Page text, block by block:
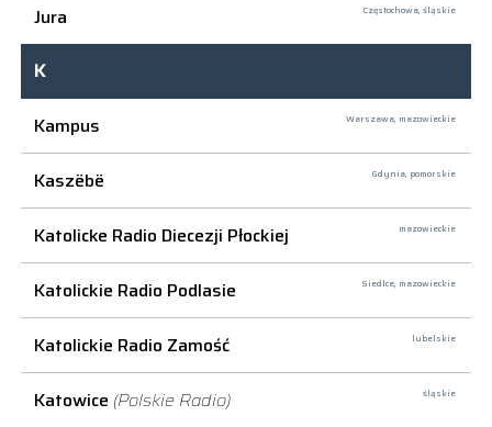
Jura Częstochowa, śląskie
K
Kampus
Warszawa, mazowieckie
Kaszëbë Gdynia, pomorskie
Katolicke Radio Diecezji Płockiej mazowieckie
Katolickie Radio Podlasie Siedlce, mazowieckie
Katolickie Radio Zamość lubelskie
Katowice (Polskie Radio) śląskie